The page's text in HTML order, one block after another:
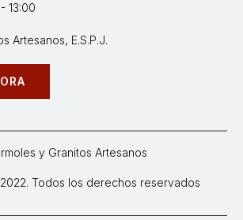
13:00
Artesanos, E.S.P.J.
y Granitos Artesanos
Todos los derechos reservados